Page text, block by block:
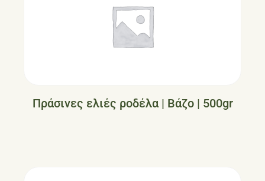
Πράσινες ελιές ροδέλα | Βάζο | 500gr